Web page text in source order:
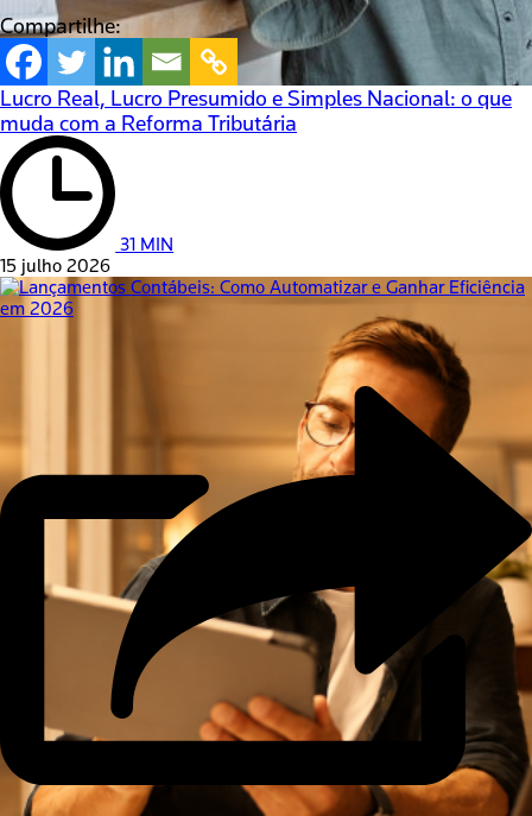
Compartilhe:
Lucro Real, Lucro Presumido e Simples Nacional: o que
muda com a Reforma Tributária
31 MIN
15 julho 2026